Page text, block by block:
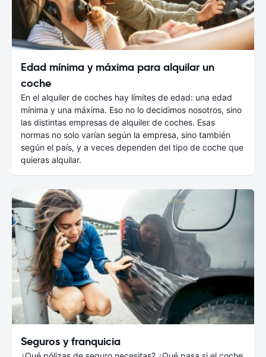
Edad mínima y máxima para alquilar un
coche
En el alquiler de coches hay límites de edad: una edad
mínima y una máxima. Eso no lo decidimos nosotros, sino
las distintas empresas de alquiler de coches. Esas
normas no solo varían según la empresa, sino también
según el país, y a veces dependen del tipo de coche que
quieras alquilar.
Seguros y franquicia